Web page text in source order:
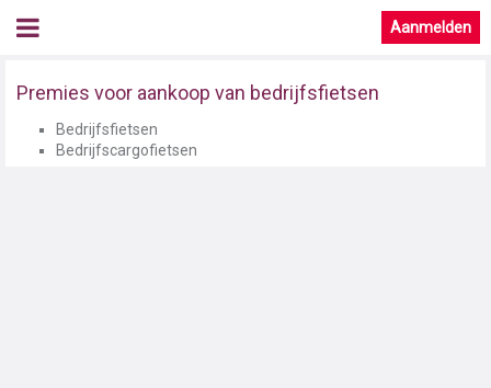
Aanmelden
Premies voor aankoop van bedrijfsfietsen
Bedrijfsfietsen
Bedrijfscargofietsen